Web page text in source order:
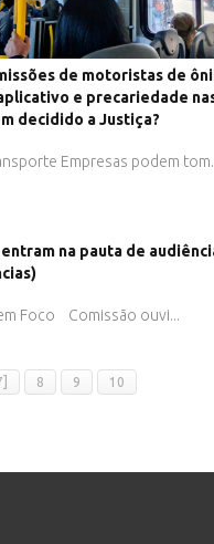
de motoristas de
e precariedade
decidido a Justiça?
Empresas podem
na pauta de
Foco Comissão ouvi...
8 9 10